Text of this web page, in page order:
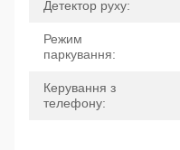
Детектор руху:
Режим
паркування:
Керування з
телефону: